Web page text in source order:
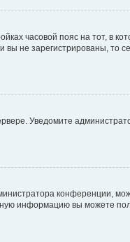
часовой пояс на тот, в
вы не зарегистрированы, то
Уведомите
конференции,
информацию вы можете